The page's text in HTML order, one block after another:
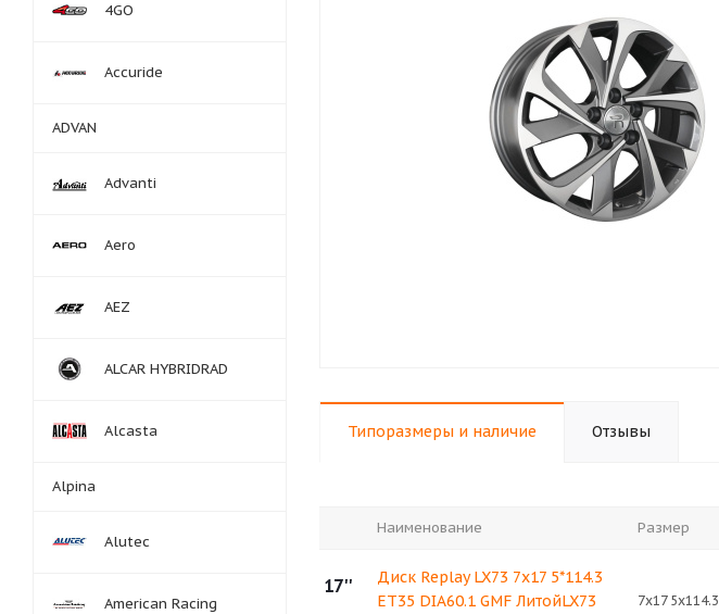
Типоразмеры и наличие Отзывы
Наименование Размер
17''
Диск Replay LX73 7x17 5*114.3
ET35 DIA60.1 GMF ЛитойLX73
7x17 5x114.3
4GO
Accuride
ADVAN
Advanti
Aero
AEZ
ALCAR HYBRIDRAD
Alcasta
Alpina
Alutec
American Racing